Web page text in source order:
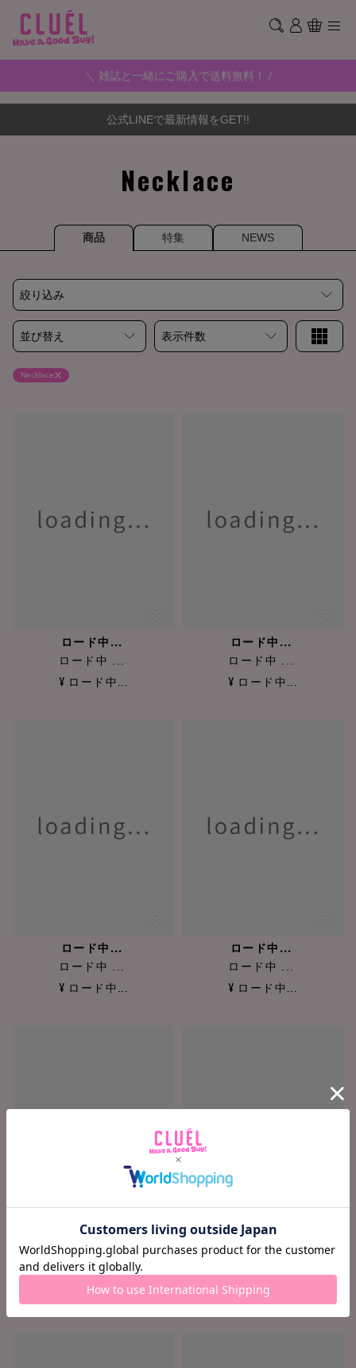
＼ 雑誌と一緒にご購入で送料無料！ /
公式LINEで最新情報をGET!!
Necklace
商品 特集 NEWS
絞り込み
並び替え 表示件数
Necklace
ロード中...
ロード中 ...
¥ ロード中...
ロード中...
ロード中 ...
¥ ロード中...
ロード中...
ロード中 ...
¥ ロード中...
ロード中...
ロード中 ...
¥ ロード中...
ロード中...
ロード中 ...
¥ ロード中...
ロード中...
ロード中 ...
¥ ロード中...